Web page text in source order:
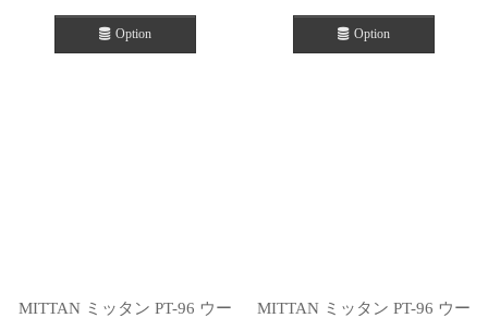
Option Option
MITTAN ミッタン PT-96 ウー
MITTAN ミッタン PT-96 ウー